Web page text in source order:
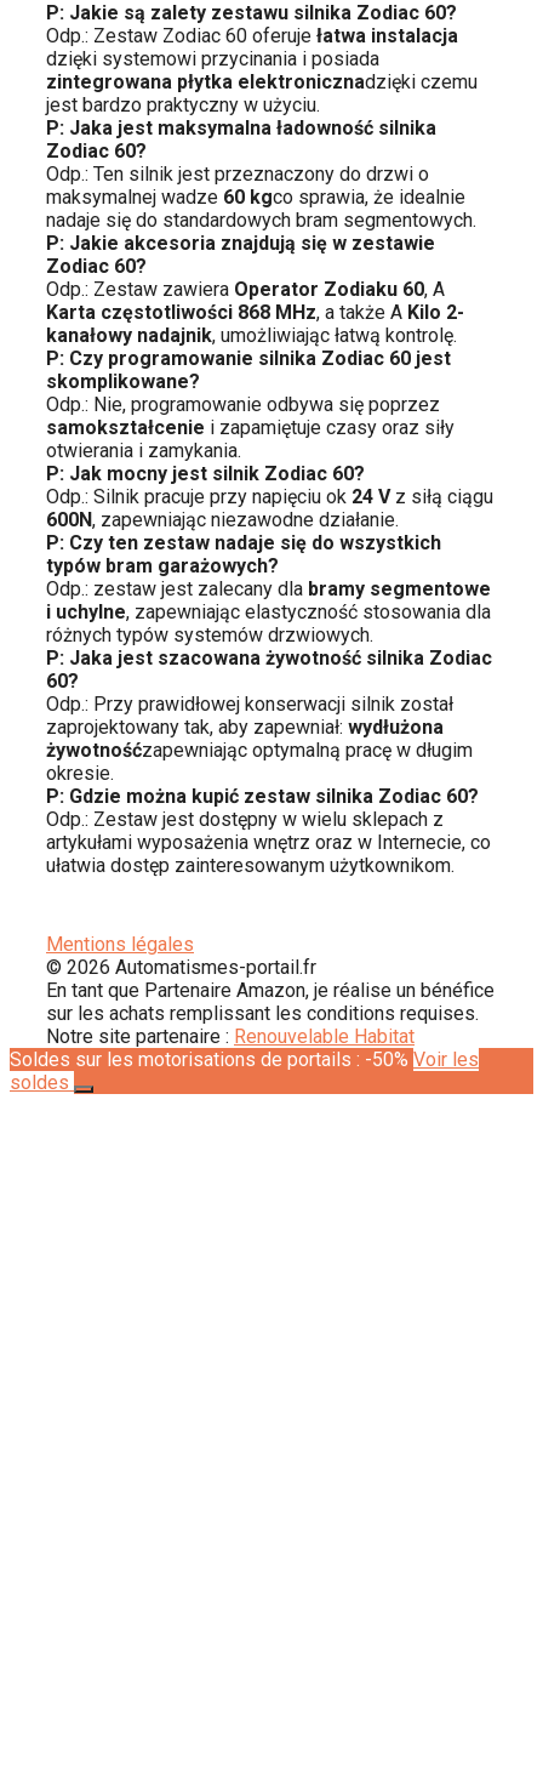
P: Jakie są zalety zestawu silnika Zodiac 60?
Odp.: Zestaw Zodiac 60 oferuje łatwa instalacja
dzięki systemowi przycinania i posiada
zintegrowana płytka elektronicznadzięki czemu
jest bardzo praktyczny w użyciu.
P: Jaka jest maksymalna ładowność silnika
Zodiac 60?
Odp.: Ten silnik jest przeznaczony do drzwi o
maksymalnej wadze 60 kgco sprawia, że ​​idealnie
nadaje się do standardowych bram segmentowych.
P: Jakie akcesoria znajdują się w zestawie
Zodiac 60?
Odp.: Zestaw zawiera Operator Zodiaku 60, A
Karta częstotliwości 868 MHz, a także A Kilo 2-
kanałowy nadajnik, umożliwiając łatwą kontrolę.
P: Czy programowanie silnika Zodiac 60 jest
skomplikowane?
Odp.: Nie, programowanie odbywa się poprzez
samokształcenie i zapamiętuje czasy oraz siły
otwierania i zamykania.
P: Jak mocny jest silnik Zodiac 60?
Odp.: Silnik pracuje przy napięciu ok 24 Vz siłą ciągu
600N, zapewniając niezawodne działanie.
P: Czy ten zestaw nadaje się do wszystkich
typów bram garażowych?
Odp.: zestaw jest zalecany dla bramy segmentowe
i uchylne, zapewniając elastyczność stosowania dla
różnych typów systemów drzwiowych.
P: Jaka jest szacowana żywotność silnika Zodiac
60?
Odp.: Przy prawidłowej konserwacji silnik został
zaprojektowany tak, aby zapewniał: wydłużona
żywotnośćzapewniając optymalną pracę w długim
okresie.
P: Gdzie można kupić zestaw silnika Zodiac 60?
Odp.: Zestaw jest dostępny w wielu sklepach z
artykułami wyposażenia wnętrz oraz w Internecie, co
ułatwia dostęp zainteresowanym użytkownikom.
Mentions légales
© 2026 Automatismes-portail.fr
En tant que Partenaire Amazon, je réalise un bénéfice
sur les achats remplissant les conditions requises.
Notre site partenaire : Renouvelable Habitat
Soldes sur les motorisations de portails : -50% Voir les
soldes